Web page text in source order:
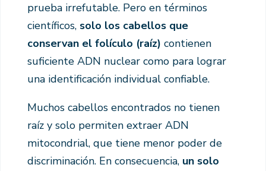
prueba irrefutable. Pero en términos
científicos, solo los cabellos que
conservan el folículo (raíz) contienen
suficiente ADN nuclear como para lograr
una identificación individual confiable.
Muchos cabellos encontrados no tienen
raíz y solo permiten extraer ADN
mitocondrial, que tiene menor poder de
discriminación. En consecuencia, un solo